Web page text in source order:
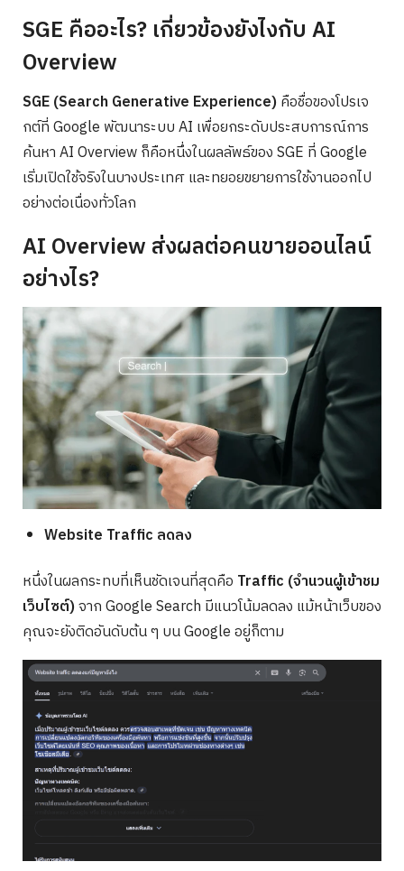
SGE คืออะไร? เกี่ยวข้องยังไงกับ AI
Overview
SGE (Search Generative Experience)คือชื่อของโปรเจ
กต์ที่ Google พัฒนาระบบ AI เพื่อยกระดับประสบการณ์การ
ค้นหา AI Overview ก็คือหนึ่งในผลลัพธ์ของ SGE ที่ Google
เริ่มเปิดใช้จริงในบางประเทศ และทยอยขยายการใช้งานออกไป
อย่างต่อเนื่องทั่วโลก
AI Overview ส่งผลต่อคนขายออนไลน์
อย่างไร?
Website Traffic ลดลง
หนึ่งในผลกระทบที่เห็นชัดเจนที่สุดคือ Traffic (จำนวนผู้เข้าชม
เว็บไซต์)จาก Google Search มีแนวโน้มลดลง แม้หน้าเว็บของ
คุณจะยังติดอันดับต้น ๆ บน Google อยู่ก็ตาม